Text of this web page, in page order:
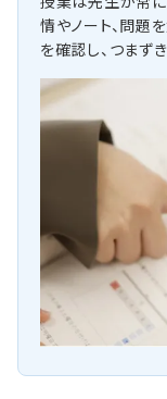
情やノート、問題
を確認し、つまず